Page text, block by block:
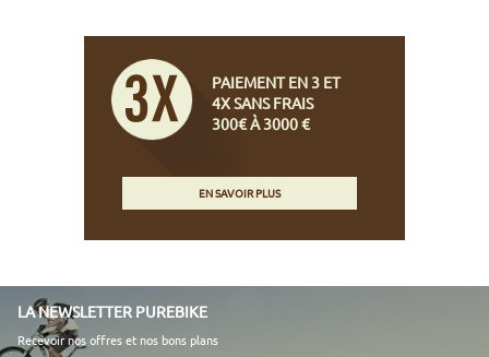
PAIEMENT EN 3 ET
4X SANS FRAIS
300€ À 3000 €
EN SAVOIR PLUS
LA NEWSLETTER PUREBIKE
Recevoir nos offres et nos bons plans